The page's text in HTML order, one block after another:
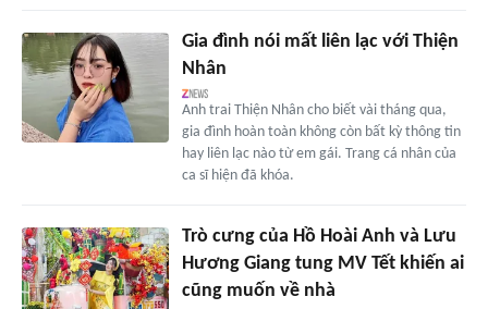
Gia đình nói mất liên lạc với Thiện
Nhân
Anh trai Thiện Nhân cho biết vài tháng qua,
gia đình hoàn toàn không còn bất kỳ thông tin
hay liên lạc nào từ em gái. Trang cá nhân của
ca sĩ hiện đã khóa.
Trò cưng của Hồ Hoài Anh và Lưu
Hương Giang tung MV Tết khiến ai
cũng muốn về nhà